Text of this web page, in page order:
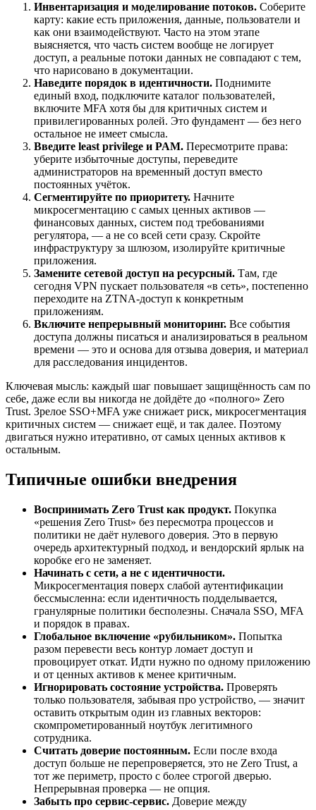
Инвентаризация и моделирование потоков. Соберите
карту: какие есть приложения, данные, пользователи и
как они взаимодействуют. Часто на этом этапе
выясняется, что часть систем вообще не логирует
доступ, а реальные потоки данных не совпадают с тем,
что нарисовано в документации.
Наведите порядок в идентичности. Поднимите
единый вход, подключите каталог пользователей,
включите MFA хотя бы для критичных систем и
привилегированных ролей. Это фундамент — без него
остальное не имеет смысла.
Введите least privilege и PAM. Пересмотрите права:
уберите избыточные доступы, переведите
администраторов на временный доступ вместо
постоянных учёток.
Сегментируйте по приоритету. Начните
микросегментацию с самых ценных активов —
финансовых данных, систем под требованиями
регулятора, — а не со всей сети сразу. Скройте
инфраструктуру за шлюзом, изолируйте критичные
приложения.
Замените сетевой доступ на ресурсный. Там, где
сегодня VPN пускает пользователя «в сеть», постепенно
переходите на ZTNA-доступ к конкретным
приложениям.
Включите непрерывный мониторинг. Все события
доступа должны писаться и анализироваться в реальном
времени — это и основа для отзыва доверия, и материал
для расследования инцидентов.
Ключевая мысль: каждый шаг повышает защищённость сам по
себе, даже если вы никогда не дойдёте до «полного» Zero
Trust. Зрелое SSO+MFA уже снижает риск, микросегментация
критичных систем — снижает ещё, и так далее. Поэтому
двигаться нужно итеративно, от самых ценных активов к
остальным.
Типичные ошибки внедрения
Воспринимать Zero Trust как продукт. Покупка
«решения Zero Trust» без пересмотра процессов и
политики не даёт нулевого доверия. Это в первую
очередь архитектурный подход, и вендорский ярлык на
коробке его не заменяет.
Начинать с сети, а не с идентичности.
Микросегментация поверх слабой аутентификации
бессмысленна: если идентичность подделывается,
гранулярные политики бесполезны. Сначала SSO, MFA
и порядок в правах.
Глобальное включение «рубильником». Попытка
разом перевести весь контур ломает доступ и
провоцирует откат. Идти нужно по одному приложению
и от ценных активов к менее критичным.
Игнорировать состояние устройства. Проверять
только пользователя, забывая про устройство, — значит
оставить открытым один из главных векторов:
скомпрометированный ноутбук легитимного
сотрудника.
Считать доверие постоянным. Если после входа
доступ больше не перепроверяется, это не Zero Trust, а
тот же периметр, просто с более строгой дверью.
Непрерывная проверка — не опция.
Забыть про сервис-сервис. Доверие между